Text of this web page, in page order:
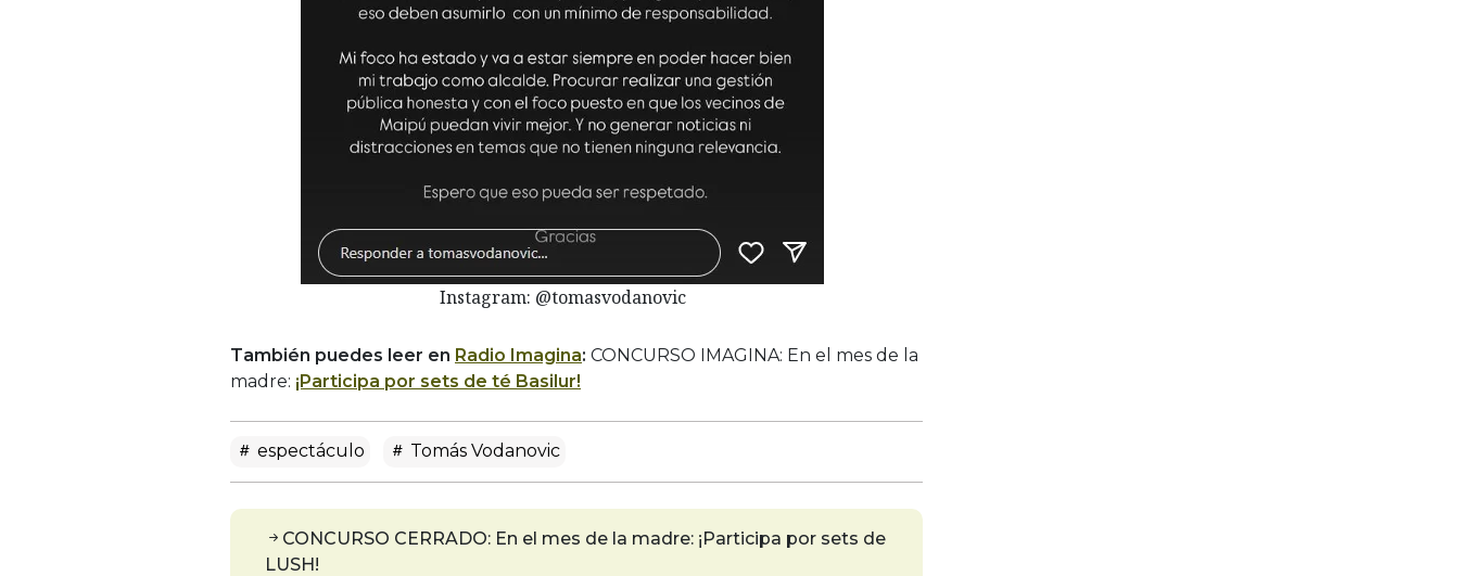
Instagram: @tomasvodanovic
También puedes leer en Radio Imagina: CONCURSO IMAGINA: En el mes de la
madre: ¡Participa por sets de té Basilur!
espectáculo Tomás Vodanovic
CONCURSO CERRADO: En el mes de la madre: ¡Participa por sets de
LUSH!